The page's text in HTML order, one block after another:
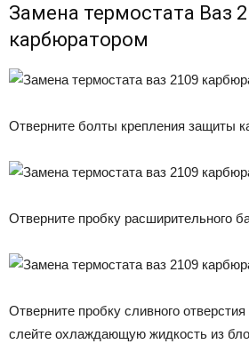
Замена термостата Ваз
карбюратором
Отверните болты крепления защиты
Отверните пробку расширительного
Отверните пробку сливного
слейте охлаждающую жидкость из